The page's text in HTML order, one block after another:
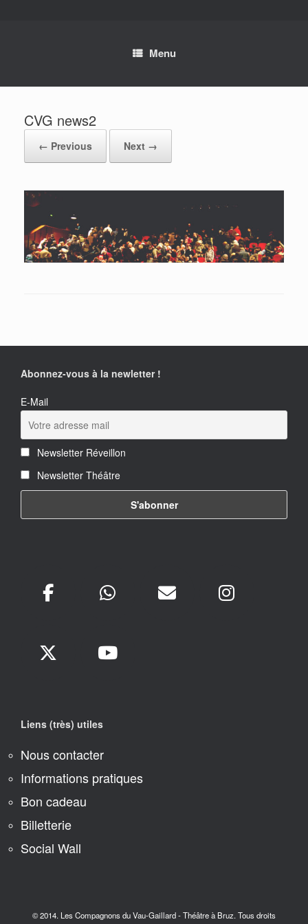
Menu
CVG news2
← Previous Next →
Abonnez-vous à la newletter !
E-Mail
Newsletter Réveillon
Newsletter Théâtre
Liens (très) utiles
Nous contacter
Informations pratiques
Bon cadeau
Billetterie
Social Wall
© 2014. Les Compagnons du Vau-Gaillard - Théâtre à Bruz. Tous droits